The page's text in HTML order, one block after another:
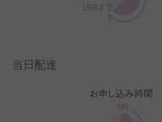
当日配達